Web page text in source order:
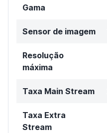
Gama
Sensor de imagem
Resolução
máxima
Taxa Main Stream
Taxa Extra
Stream